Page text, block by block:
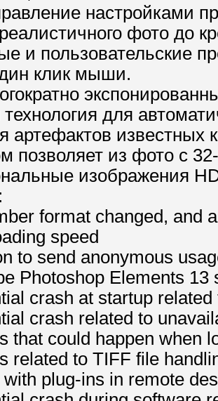
настройками
фото до
и пользовательские
клик мыши.
для
артефактов известных
позволяет из фото с
изображения
format changed, and
speed
to send anonymous
Photoshop Elements 13
crash at startup related
crash related to
that could happen when
related to TIFF file
plug-ins in remote